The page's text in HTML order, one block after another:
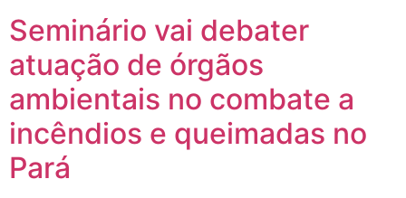
Seminário vai debater
atuação de órgãos
ambientais no combate a
incêndios e queimadas no
Pará